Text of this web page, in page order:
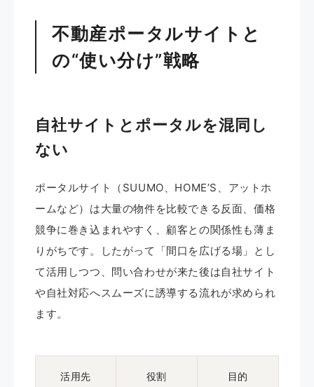
不動産ポータルサイトと
の“使い分け”戦略
自社サイトとポータルを混同し
ない
ポータルサイト（SUUMO、HOME’S、アットホ
ームなど）は大量の物件を比較できる反面、価格
競争に巻き込まれやすく、顧客との関係性も薄ま
りがちです。したがって「間口を広げる場」とし
て活用しつつ、問い合わせが来た後は自社サイト
や自社対応へスムーズに誘導する流れが求められ
ます。
活用先 役割 目的